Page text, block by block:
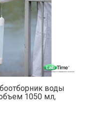
воды
1050 мл,